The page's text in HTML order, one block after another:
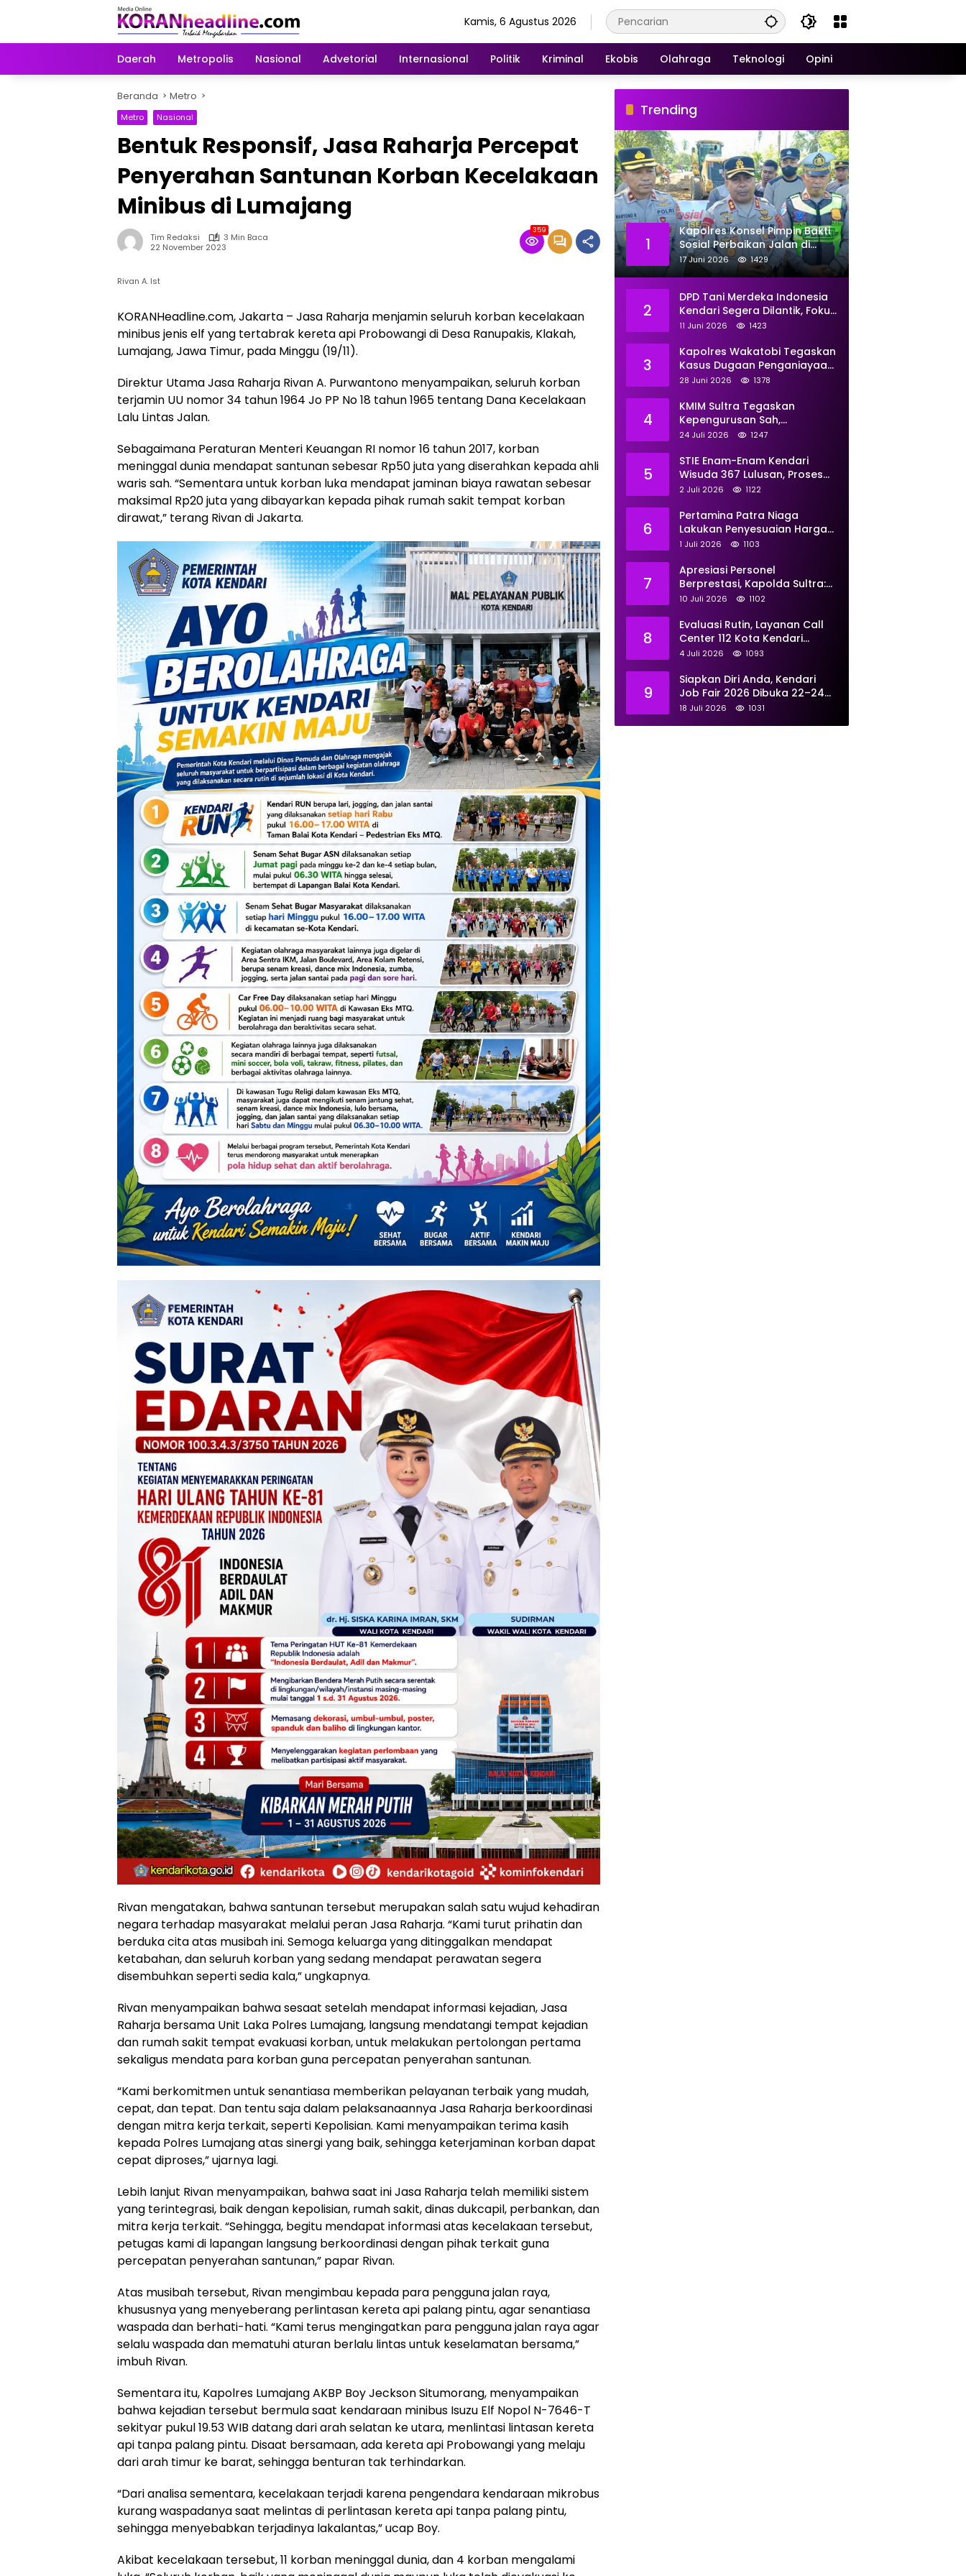
Kamis, 6 Agustus 2026
Daerah Metropolis Nasional Advetorial Internasional Politik Kriminal Ekobis Olahraga Teknologi Opini
Beranda Metro
Metro Nasional
Bentuk Responsif, Jasa Raharja Percepat
Penyerahan Santunan Korban Kecelakaan
Minibus di Lumajang
Tim Redaksi
3 Min Baca
22 November 2023
359
Rivan A. Ist
KORANHeadline.com, Jakarta – Jasa Raharja menjamin seluruh korban kecelakaan
minibus jenis elf yang tertabrak kereta api Probowangi di Desa Ranupakis, Klakah,
Lumajang, Jawa Timur, pada Minggu (19/11).
Direktur Utama Jasa Raharja Rivan A. Purwantono menyampaikan, seluruh korban
terjamin UU nomor 34 tahun 1964 Jo PP No 18 tahun 1965 tentang Dana Kecelakaan
Lalu Lintas Jalan.
Sebagaimana Peraturan Menteri Keuangan RI nomor 16 tahun 2017, korban
meninggal dunia mendapat santunan sebesar Rp50 juta yang diserahkan kepada ahli
waris sah. “Sementara untuk korban luka mendapat jaminan biaya rawatan sebesar
maksimal Rp20 juta yang dibayarkan kepada pihak rumah sakit tempat korban
dirawat,” terang Rivan di Jakarta.
Rivan mengatakan, bahwa santunan tersebut merupakan salah satu wujud kehadiran
negara terhadap masyarakat melalui peran Jasa Raharja. “Kami turut prihatin dan
berduka cita atas musibah ini. Semoga keluarga yang ditinggalkan mendapat
ketabahan, dan seluruh korban yang sedang mendapat perawatan segera
disembuhkan seperti sedia kala,” ungkapnya.
Rivan menyampaikan bahwa sesaat setelah mendapat informasi kejadian, Jasa
Raharja bersama Unit Laka Polres Lumajang, langsung mendatangi tempat kejadian
dan rumah sakit tempat evakuasi korban, untuk melakukan pertolongan pertama
sekaligus mendata para korban guna percepatan penyerahan santunan.
“Kami berkomitmen untuk senantiasa memberikan pelayanan terbaik yang mudah,
cepat, dan tepat. Dan tentu saja dalam pelaksanaannya Jasa Raharja berkoordinasi
dengan mitra kerja terkait, seperti Kepolisian. Kami menyampaikan terima kasih
kepada Polres Lumajang atas sinergi yang baik, sehingga keterjaminan korban dapat
cepat diproses,” ujarnya lagi.
Lebih lanjut Rivan menyampaikan, bahwa saat ini Jasa Raharja telah memiliki sistem
yang terintegrasi, baik dengan kepolisian, rumah sakit, dinas dukcapil, perbankan, dan
mitra kerja terkait. “Sehingga, begitu mendapat informasi atas kecelakaan tersebut,
petugas kami di lapangan langsung berkoordinasi dengan pihak terkait guna
percepatan penyerahan santunan,” papar Rivan.
Atas musibah tersebut, Rivan mengimbau kepada para pengguna jalan raya,
khususnya yang menyeberang perlintasan kereta api palang pintu, agar senantiasa
waspada dan berhati-hati. “Kami terus mengingatkan para pengguna jalan raya agar
selalu waspada dan mematuhi aturan berlalu lintas untuk keselamatan bersama,”
imbuh Rivan.
Sementara itu, Kapolres Lumajang AKBP Boy Jeckson Situmorang, menyampaikan
bahwa kejadian tersebut bermula saat kendaraan minibus Isuzu Elf Nopol N-7646-T
sekityar pukul 19.53 WIB datang dari arah selatan ke utara, menlintasi lintasan kereta
api tanpa palang pintu. Disaat bersamaan, ada kereta api Probowangi yang melaju
dari arah timur ke barat, sehingga benturan tak terhindarkan.
“Dari analisa sementara, kecelakaan terjadi karena pengendara kendaraan mikrobus
kurang waspadanya saat melintas di perlintasan kereta api tanpa palang pintu,
sehingga menyebabkan terjadinya lakalantas,” ucap Boy.
Akibat kecelakaan tersebut, 11 korban meninggal dunia, dan 4 korban mengalami
Trending
1
Kapolres Konsel Pimpin Bakti
Sosial Perbaikan Jalan di
Kecamatan Laeya, 19 Titik
Rusak Siap Ditambal
17 Juni 2026 1429
2
DPD Tani Merdeka Indonesia
Kendari Segera Dilantik, Fokus
Perkuat Pemberdayaan
11 Juni 2026 1423
3
Kapolres Wakatobi Tegaskan
Kasus Dugaan Penganiayaan
Dua Remaja oleh Dua
Profesional
28 Juni 2026 1378
4
KMIM Sultra Tegaskan
Kepengurusan Sah,
Peringatkan Klaim Ketua
24 Juli 2026 1247
5
STIE Enam-Enam Kendari
Wisuda 367 Lulusan, Proses
Transformasi Menuju
Kemendiktisaintek
2 Juli 2026 1122
6
Pertamina Patra Niaga
Lakukan Penyesuaian Harga
BBM Non Subsidi Per 1 Juli
1 Juli 2026 1103
7
Apresiasi Personel
Berprestasi, Kapolda Sultra:
Tunjukkan Kompetensi
10 Juli 2026 1102
8
Evaluasi Rutin, Layanan Call
Center 112 Kota Kendari
Tangani 167 Laporan Selama
4 Juli 2026 1093
9
Siapkan Diri Anda, Kendari
Job Fair 2026 Dibuka 22–24
Juli: Sediakan 700 Lowongan
18 Juli 2026 1031